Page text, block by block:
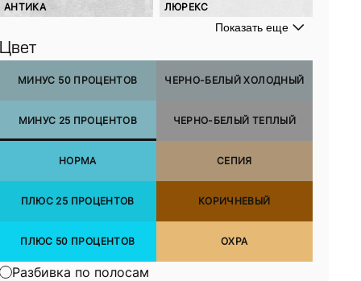
АНТИКА ЛЮРЕКС
Показать еще
Цвет
МИНУС 50 ПРОЦЕНТОВ
МИНУС 25 ПРОЦЕНТОВ
НОРМА
ПЛЮС 25 ПРОЦЕНТОВ
ПЛЮС 50 ПРОЦЕНТОВ
ЧЕРНО-БЕЛЫЙ ХОЛОДНЫЙ
ЧЕРНО-БЕЛЫЙ ТЕПЛЫЙ
СЕПИЯ
КОРИЧНЕВЫЙ
ОХРА
Разбивка по полосам